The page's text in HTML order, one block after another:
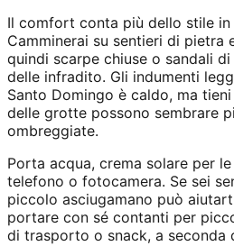
Il comfort conta più dello stile in
Camminerai su sentieri di pietra
quindi scarpe chiuse o sandali
delle infradito. Gli indumenti
Santo Domingo è caldo, ma
delle grotte possono sembrare
ombreggiate.
Porta acqua, crema solare per
telefono o fotocamera. Se sei
piccolo asciugamano può
portare con sé contanti per
di trasporto o snack, a seconda